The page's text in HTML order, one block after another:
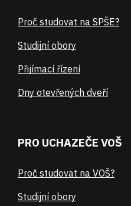
Proč studovat na SPŠE?
Studijní obory
Přijímací řízení
Dny otevřených dveří
PRO UCHAZEČE VOŠ
Proč studovat na VOŠ?
Studijní obory